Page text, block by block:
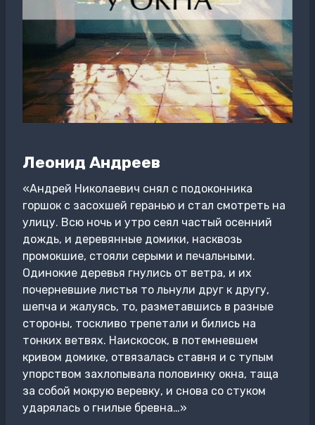
Леонид Андреев
«Андрей Николаевич снял с подоконника
горшок с засохшей геранью и стал смотреть на
улицу. Всю ночь и утро сеял частый осенний
дождь, и деревянные домики, насквозь
промокшие, стояли серыми и печальными.
Одинокие деревья гнулись от ветра, и их
почерневшие листья то льнули друг к другу,
шепча и жалуясь, то, разметавшись в разные
стороны, тоскливо трепетали и бились на
тонких ветвях. Наискосок, в потемневшем
кривом домике, отвязалась ставня и с тупым
упорством захлопывала половинку окна, таща
за собой мокрую веревку, и снова со стуком
ударялась о гнилые бревна…»